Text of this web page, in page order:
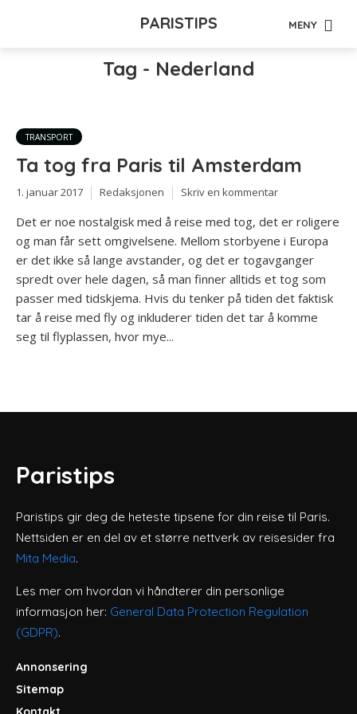
PARISTIPS MENY
Tag - Nederland
TRANSPORT
Ta tog fra Paris til Amsterdam
1. januar 2017 Redaksjonen Skriv en kommentar
Det er noe nostalgisk med å reise med tog, det er roligere
og man får sett omgivelsene. Mellom storbyene i Europa
er det ikke så lange avstander, og det er togavganger
spredt over hele dagen, så man finner alltids et tog som
passer med tidskjema. Hvis du tenker på tiden det faktisk
tar å reise med fly og inkluderer tiden det tar å komme
seg til flyplassen, hvor mye...
Paristips
Paristips gir deg de heteste tipsene for din reise til Paris.
Nettsiden er en del av et større nettverk av reisesider fra
Mita Media.
Les mer om hvordan vi håndterer din personlige
informasjon her: General Data Protection Regulation
(GDPR).
Annonsering
Sitemap